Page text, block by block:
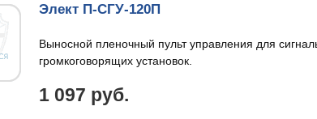
Элект П-СГУ-120П
Выносной пленочный пульт управления для
громкоговорящих установок.
1 097 руб.